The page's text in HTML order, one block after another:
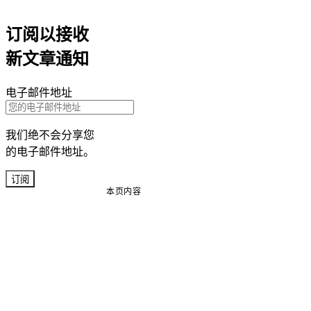
本页内容
订阅以接收
新文章通知
电子邮件地址
我们绝不会分享您
的电子邮件地址。
订阅